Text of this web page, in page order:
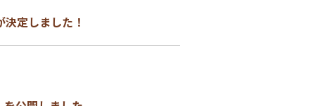
定しました！